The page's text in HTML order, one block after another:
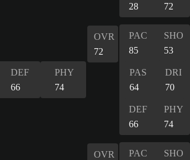
28
72
DEF
66
PHY
74
OVR
72
PAC
85
SHO
53
PAS
64
DRI
70
DEF
66
PHY
74
OVR
PAC
SHO